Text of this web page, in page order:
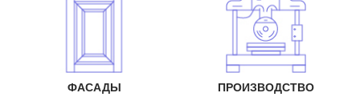
ФАСАДЫ ПРОИЗВОДСТВО